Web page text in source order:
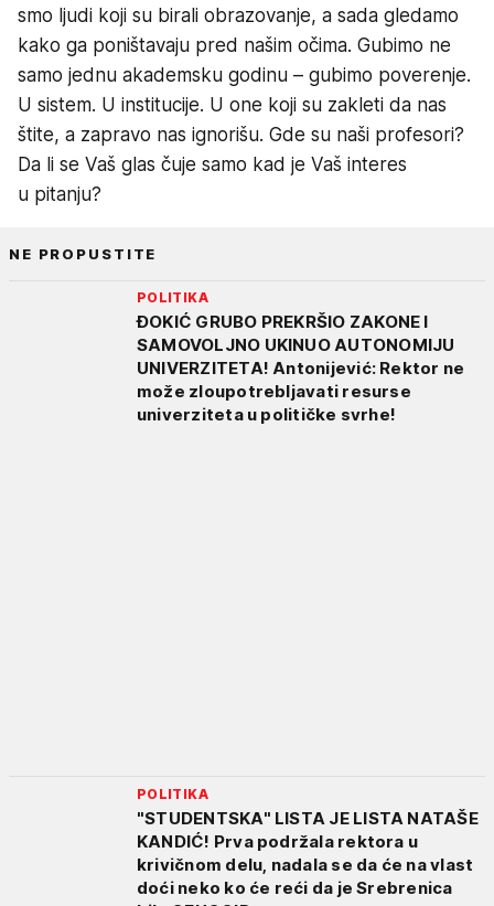
smo ljudi koji su birali obrazovanje, a sada gledamo
kako ga poništavaju pred našim očima. Gubimo ne
samo jednu akademsku godinu – gubimo poverenje.
U sistem. U institucije. U one koji su zakleti da nas
štite, a zapravo nas ignorišu. Gde su naši profesori?
Da li se Vaš glas čuje samo kad je Vaš interes
u pitanju?
NE PROPUSTITE
POLITIKA
ĐOKIĆ GRUBO PREKRŠIO ZAKONE I
SAMOVOLJNO UKINUO AUTONOMIJU
UNIVERZITETA! Antonijević: Rektor ne
može zloupotrebljavati resurse
univerziteta u političke svrhe!
POLITIKA
"STUDENTSKA" LISTA JE LISTA NATAŠE
KANDIĆ! Prva podržala rektora u
krivičnom delu, nadala se da će na vlast
doći neko ko će reći da je Srebrenica